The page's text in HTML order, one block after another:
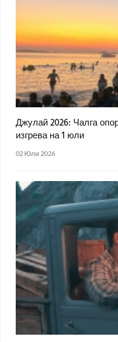
Джулай 2026: Чалга
изгрева на 1 юли
02 Юли 2026